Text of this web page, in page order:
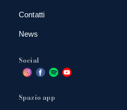
Contatti
News
Social
Spazio app